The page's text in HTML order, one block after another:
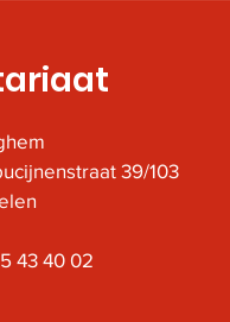
39/103
43 40 02